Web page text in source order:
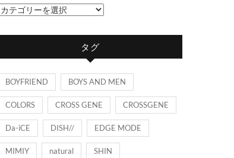
カ
タグ
BOYFRIEND BOYS AND MEN
COLORS CROSS GENE CROSSGENE
Da-iCE DISH// EDGE MODE
MIMIY natural SHIN